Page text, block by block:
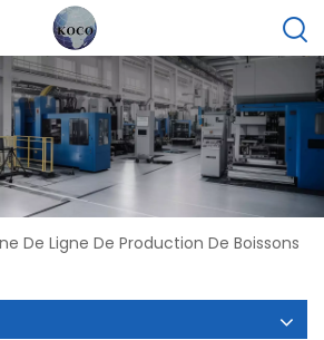
De Ligne De Production De Boissons